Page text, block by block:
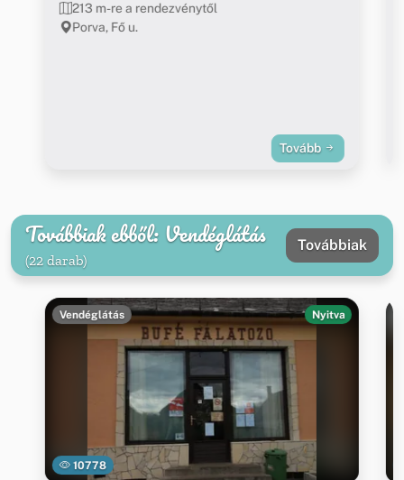
213 m-re a rendezvénytől
Porva, Fő u.
Tovább
Továbbiak ebből: Vendéglátás
(22 darab)
Továbbiak
10778
Vendéglátás Nyitva